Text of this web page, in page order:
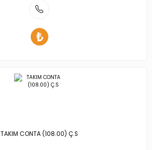
TAKIM CONTA (108.00) Ç.S